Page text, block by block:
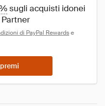
sugli acquisti idonei
di PayPal Rewards e